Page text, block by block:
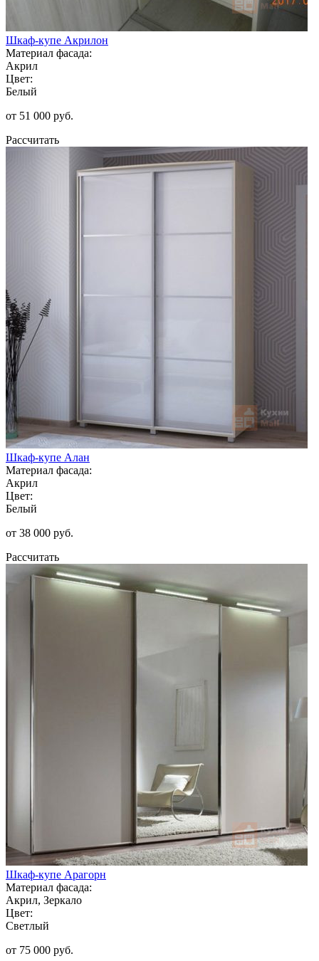
Шкаф-купе Акрилон
Материал фасада:
Акрил
Цвет:
Белый
от 51 000 руб.
Рассчитать
Шкаф-купе Алан
Материал фасада:
Акрил
Цвет:
Белый
от 38 000 руб.
Рассчитать
Шкаф-купе Арагорн
Материал фасада:
Акрил, Зеркало
Цвет:
Светлый
от 75 000 руб.